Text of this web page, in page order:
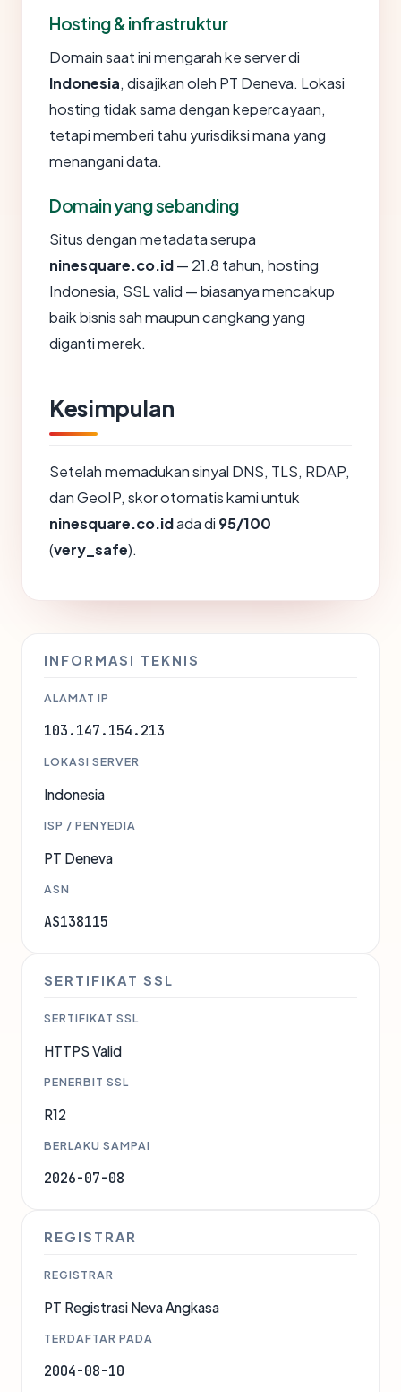
Hosting & infrastruktur
Domain saat ini mengarah ke server di
Indonesia, disajikan oleh PT Deneva. Lokasi
hosting tidak sama dengan kepercayaan,
tetapi memberi tahu yurisdiksi mana yang
menangani data.
Domain yang sebanding
Situs dengan metadata serupa
ninesquare.co.id— 21.8 tahun, hosting
Indonesia, SSL valid — biasanya mencakup
baik bisnis sah maupun cangkang yang
diganti merek.
Kesimpulan
Setelah memadukan sinyal DNS, TLS, RDAP,
dan GeoIP, skor otomatis kami untuk
ninesquare.co.idada di 95/100
(very_safe).
INFORMASI TEKNIS
ALAMAT IP
103.147.154.213
LOKASI SERVER
Indonesia
ISP / PENYEDIA
PT Deneva
ASN
AS138115
SERTIFIKAT SSL
SERTIFIKAT SSL
HTTPS Valid
PENERBIT SSL
R12
BERLAKU SAMPAI
2026-07-08
REGISTRAR
REGISTRAR
PT Registrasi Neva Angkasa
TERDAFTAR PADA
2004-08-10